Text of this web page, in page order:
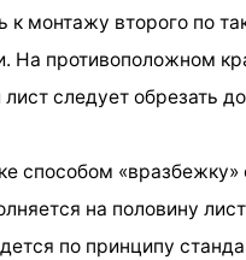
к монтажу второго по
На противоположном
лист следует обрезать
способом
на половину
по принципу